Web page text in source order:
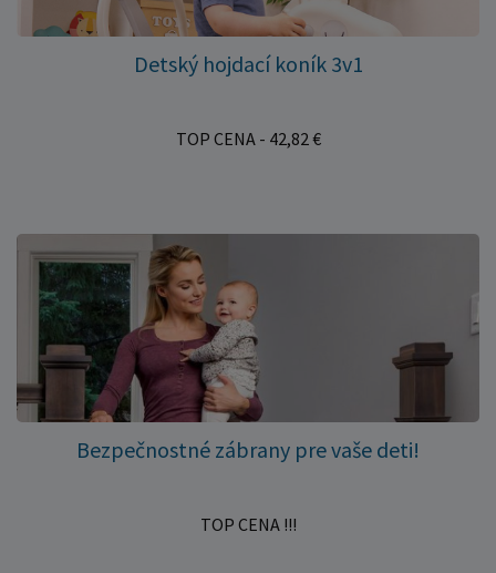
Detský hojdací koník 3v1
TOP CENA - 42,82 €
Bezpečnostné zábrany pre vaše deti!
TOP CENA !!!